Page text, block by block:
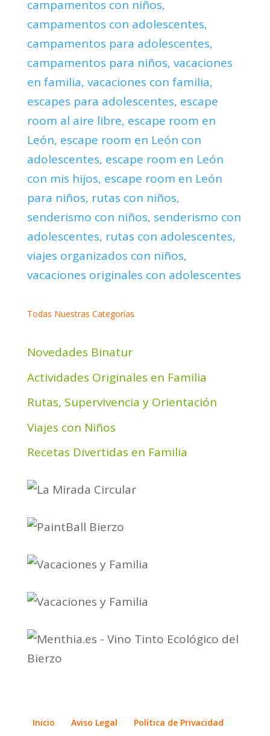
Todas Nuestras Categorías
Novedades Binatur
Actividades Originales en Familia
Rutas, Supervivencia y Orientación
Viajes con Niños
Recetas Divertidas en Familia
Inicio Aviso Legal Política de Privacidad